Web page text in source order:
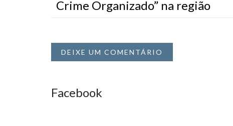
Crime Organizado” na região
DEIXE UM COMENTÁRIO
Facebook